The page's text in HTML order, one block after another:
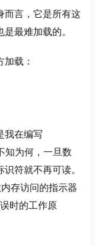
而言，它是所有这
最难加载的。
载：
我在编写
知为何，一旦数
符就不再可读。
存访问的指示器
时的工作原